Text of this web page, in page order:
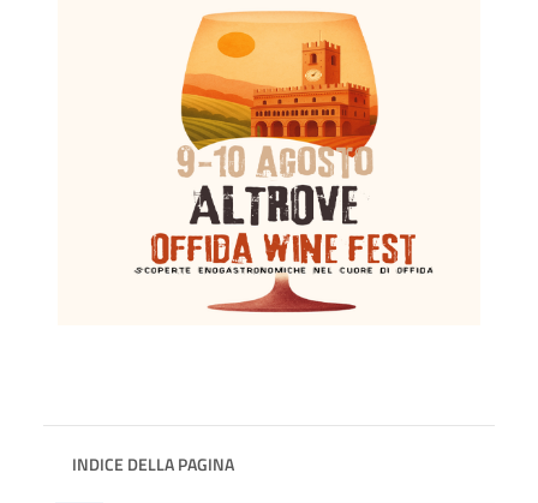
INDICE DELLA PAGINA